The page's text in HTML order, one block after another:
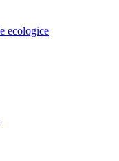
ecologice